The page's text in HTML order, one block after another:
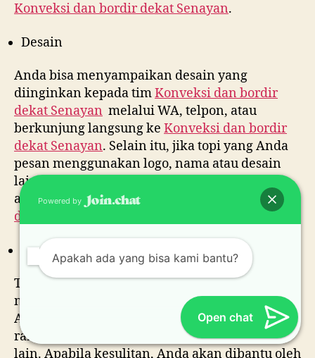
Konveksi dan bordir dekat Senayan.
Desain
Anda bisa menyampaikan desain yang
diinginkan kepada timKonveksi dan bordir
dekat Senayan melalui WA, telpon, atau
berkunjung langsung ke Konveksi dan bordir
dekat Senayan. Selain itu, jika topi yang Anda
pesan menggunakan logo, nama atau desain
lain yang harus dibordir atau sablon, Anda
akan dibantu timKonveksi dan bordir
dekat
Bahan
Terdapat banyak pilihan bahan untuk
membuat topi dengan harga yang beragam.
Anda dapat memilih menggunakan bahan drill,
rafel, canvas, jaring, laken atau bahan yang
lain. Apabila kesulitan, Anda akan dibantu oleh
Powered by
Apakah ada yang bisa kami bantu?
Open chat